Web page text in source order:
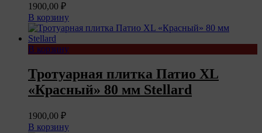
1900,00 ₽
В корзину
В корзину
Тротуарная плитка Патио XL
«Красный» 80 мм Stellard
1900,00 ₽
В корзину